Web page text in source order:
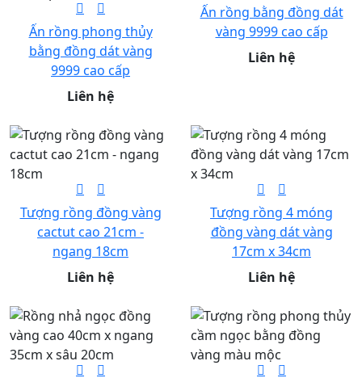
Ấn rồng phong thủy
bằng đồng dát vàng
9999 cao cấp
Liên hệ
Ấn rồng bằng đồng dát
vàng 9999 cao cấp
Liên hệ
Tượng rồng đồng vàng
cactut cao 21cm -
ngang 18cm
Liên hệ
Tượng rồng 4 móng
đồng vàng dát vàng
17cm x 34cm
Liên hệ